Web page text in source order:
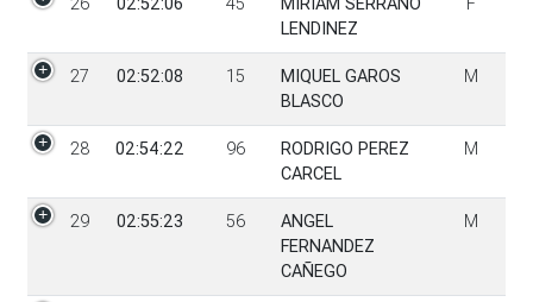
LENDINEZ
27 02:52:08 15
MIQUEL GAROS
BLASCO
M
28 02:54:22 96
RODRIGO PEREZ
CARCEL
M
29 02:55:23 56
ANGEL
FERNANDEZ
CAÑEGO
M